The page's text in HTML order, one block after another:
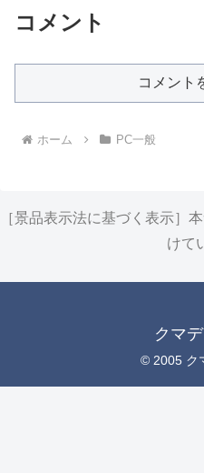
コメント
コメント
ホーム PC一般
［景品表示法に基づく表示］
けて
クマ
© 2005 ク